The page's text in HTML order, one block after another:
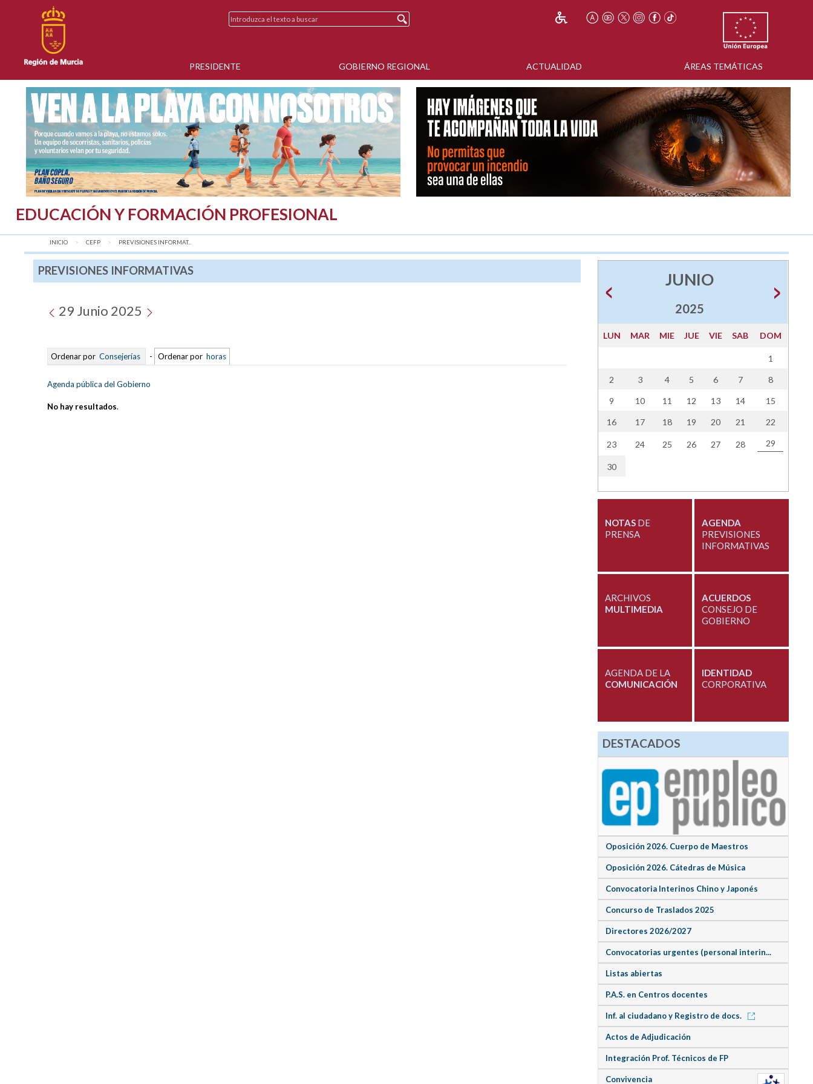
PRESIDENTE GOBIERNO REGIONAL ACTUALIDAD ÁREAS TEMÁTICAS
EDUCACIÓN Y FORMACIÓN PROFESIONAL
INICIO CEFP AQUÍ:
PREVISIONES INFORMAT...
PREVISIONES INFORMATIVAS
29 Junio 2025
Ordenar por Consejerías - Ordenar por horas
Agenda pública del Gobierno
No hay resultados.
JUNIO
2025
LUN MAR MIE JUE VIE SAB DOM
1
2 3 4 5 6 7 8
9 10 11 12 13 14 15
16 17 18 19 20 21 22
23 24 25 26 27 28 29
30
NOTASDE
PRENSA
AGENDA
PREVISIONES
INFORMATIVAS
ARCHIVOS
MULTIMEDIA
ACUERDOS
CONSEJO DE
GOBIERNO
AGENDA DE LA
COMUNICACIÓN
IDENTIDAD
CORPORATIVA
DESTACADOS
Oposición 2026. Cuerpo de Maestros
Oposición 2026. Cátedras de Música
Convocatoria Interinos Chino y Japonés
Concurso de Traslados 2025
Directores 2026/2027
Convocatorias urgentes (personal interin...
Listas abiertas
P.A.S. en Centros docentes
Inf. al ciudadano y Registro de docs.
Actos de Adjudicación
Integración Prof. Técnicos de FP
Convivencia